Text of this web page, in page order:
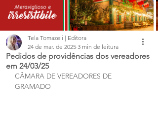
Pedidos de providências dos vereadores
em 24/03/25
Tela Tomazeli | Editora
24 de mar. de 2025 3 min de leitura
CÂMARA DE VEREADORES DE
GRAMADO